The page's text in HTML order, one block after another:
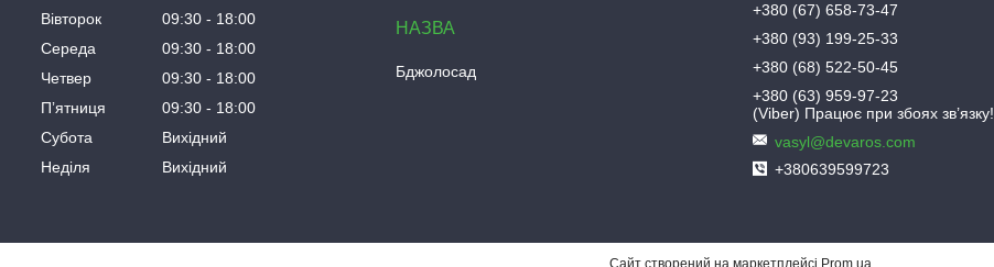
Вівторок
09:30
18:00
Середа
09:30
18:00
Четвер
09:30
18:00
Пʼятниця
09:30
18:00
Субота
Вихідний
Неділя
Вихідний
Бджолосад
+380 (67) 658-73-47
+380 (93) 199-25-33
+380 (68) 522-50-45
+380 (63) 959-97-23
(Viber) Працює при збоях зв’язку!
vasyl@devaros.com
+380639599723